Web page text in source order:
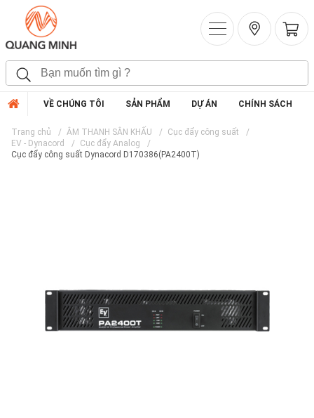
VỀ CHÚNG TÔI SẢN PHẨM DỰ ÁN CHÍNH SÁCH
Trang chủ ÂM THANH SÂN KHẤU
Cục đẩy công suất
EV - Dynacord
Cục đẩy Analog
Cục đẩy công suất Dynacord D170386(PA2400T)